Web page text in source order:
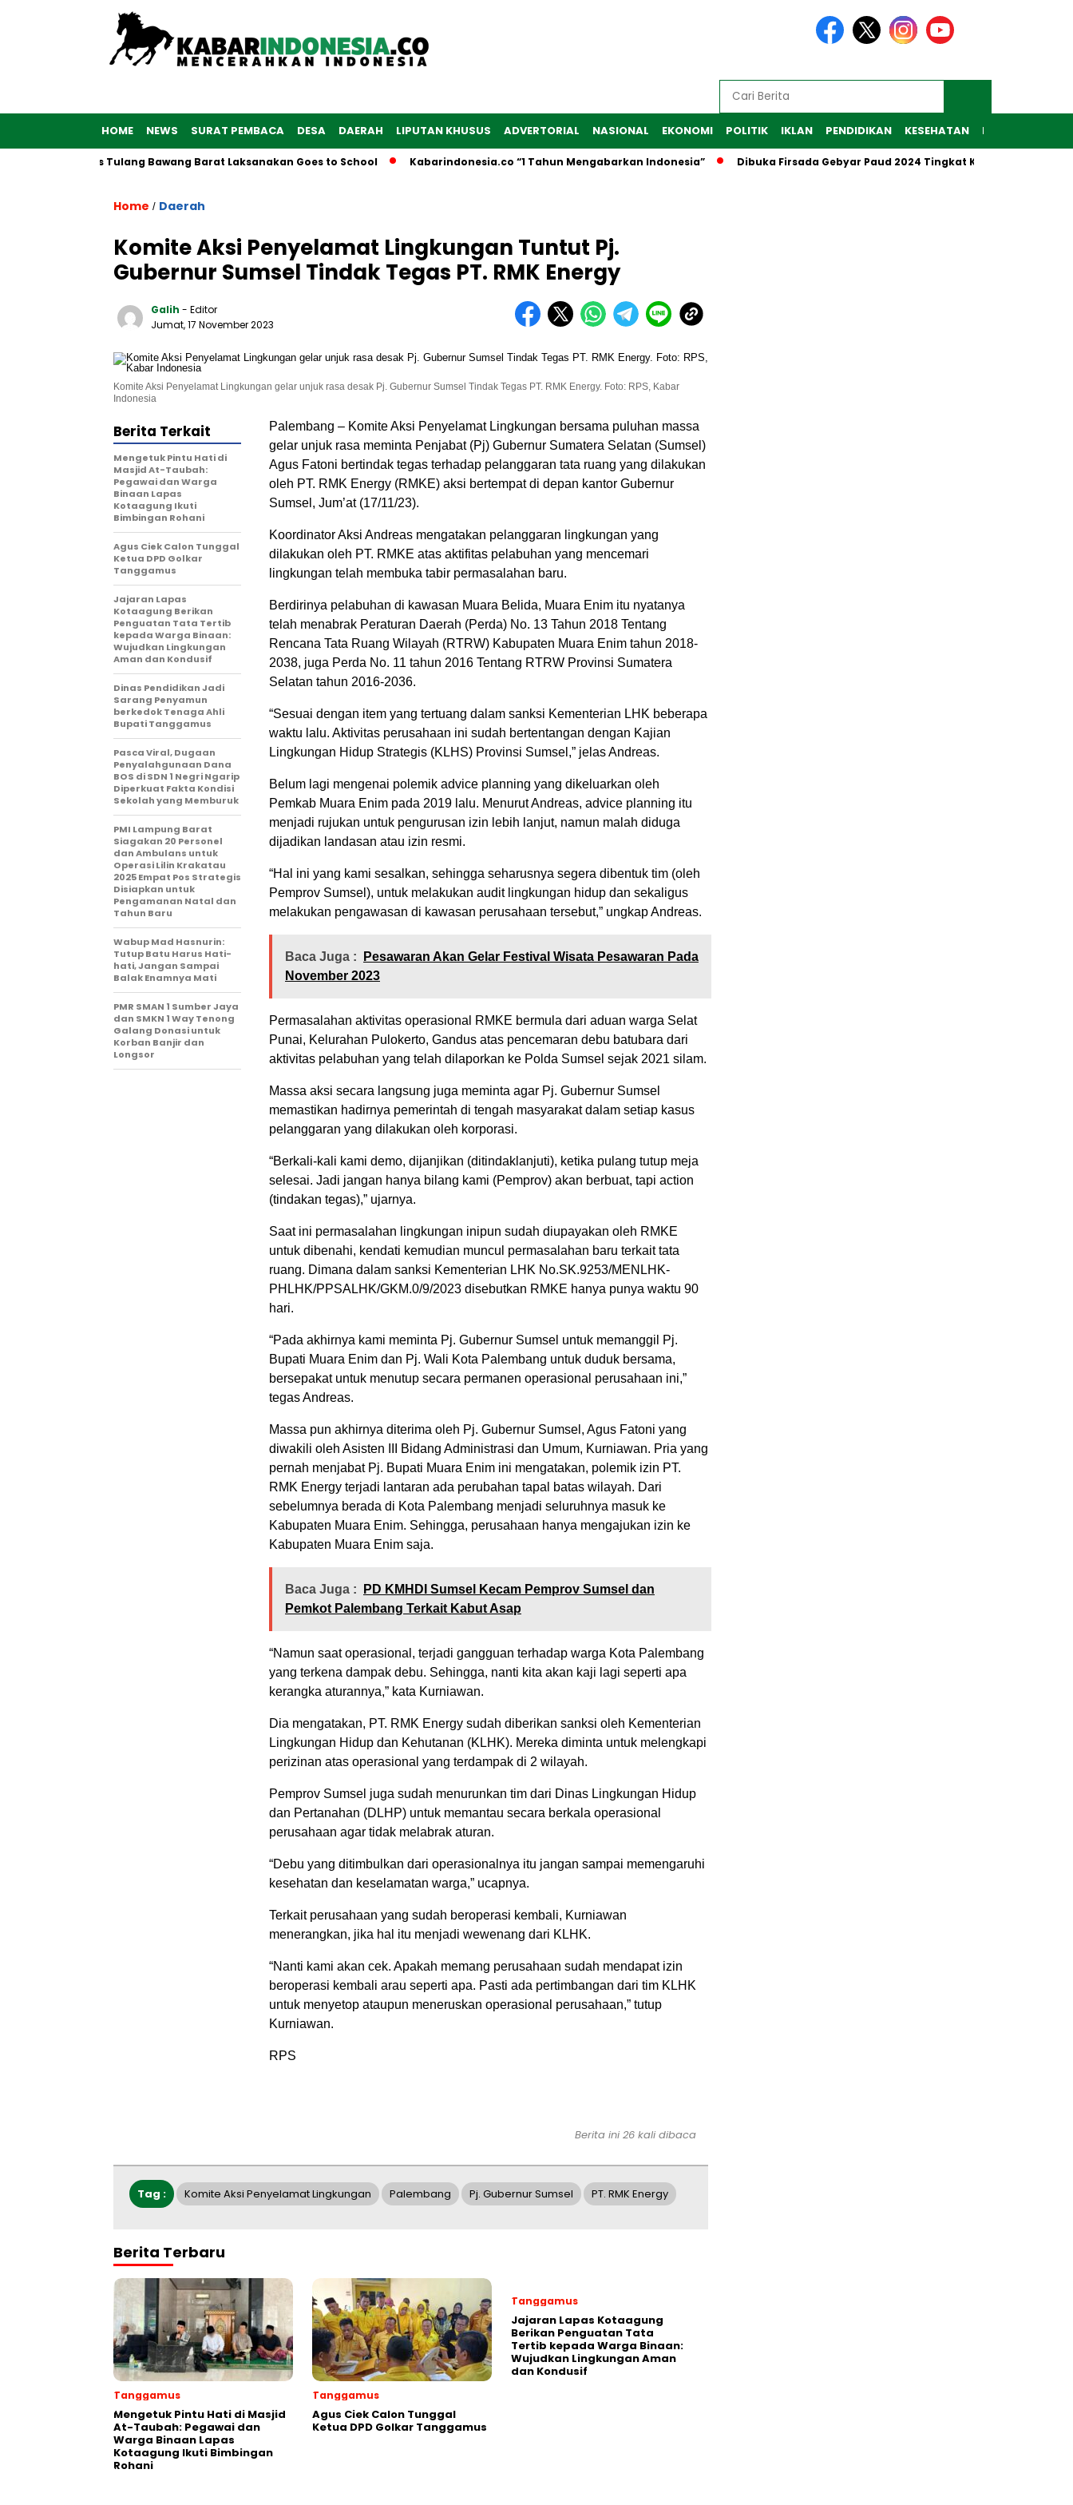
HOME NEWS SURAT PEMBACA DESA DAERAH LIPUTAN KHUSUS ADVERTORIAL NASIONAL EKONOMI POLITIK IKLAN PENDIDIKAN KESEHATAN RAGAM
Polres Tulang Bawang Barat Laksanakan Goes to School Kabarindonesia.co “1 Tahun Mengabarkan Indonesia” Dibuka Firsada Gebyar Paud 2024 Tingkat Kabupaten Tubaba
Home / Daerah
Komite Aksi Penyelamat Lingkungan Tuntut Pj.
Gubernur Sumsel Tindak Tegas PT. RMK Energy
Galih - Editor
Jumat, 17 November 2023
Komite Aksi Penyelamat Lingkungan gelar unjuk rasa desak Pj. Gubernur Sumsel Tindak Tegas PT. RMK Energy. Foto: RPS, Kabar
Indonesia
Palembang – Komite Aksi Penyelamat Lingkungan bersama puluhan massa
gelar unjuk rasa meminta Penjabat (Pj) Gubernur Sumatera Selatan (Sumsel)
Agus Fatoni bertindak tegas terhadap pelanggaran tata ruang yang dilakukan
oleh PT. RMK Energy (RMKE) aksi bertempat di depan kantor Gubernur
Sumsel, Jum’at (17/11/23).
Koordinator Aksi Andreas mengatakan pelanggaran lingkungan yang
dilakukan oleh PT. RMKE atas aktifitas pelabuhan yang mencemari
lingkungan telah membuka tabir permasalahan baru.
Berdirinya pelabuhan di kawasan Muara Belida, Muara Enim itu nyatanya
telah menabrak Peraturan Daerah (Perda) No. 13 Tahun 2018 Tentang
Rencana Tata Ruang Wilayah (RTRW) Kabupaten Muara Enim tahun 2018-
2038, juga Perda No. 11 tahun 2016 Tentang RTRW Provinsi Sumatera
Selatan tahun 2016-2036.
“Sesuai dengan item yang tertuang dalam sanksi Kementerian LHK beberapa
waktu lalu. Aktivitas perusahaan ini sudah bertentangan dengan Kajian
Lingkungan Hidup Strategis (KLHS) Provinsi Sumsel,” jelas Andreas.
Belum lagi mengenai polemik advice planning yang dikeluarkan oleh
Pemkab Muara Enim pada 2019 lalu. Menurut Andreas, advice planning itu
menjadi rujukan untuk pengurusan izin lebih lanjut, namun malah diduga
dijadikan landasan atau izin resmi.
“Hal ini yang kami sesalkan, sehingga seharusnya segera dibentuk tim (oleh
Pemprov Sumsel), untuk melakukan audit lingkungan hidup dan sekaligus
melakukan pengawasan di kawasan perusahaan tersebut,” ungkap Andreas.
Baca Juga :
Pesawaran Akan Gelar Festival Wisata Pesawaran Pada
November 2023
Permasalahan aktivitas operasional RMKE bermula dari aduan warga Selat
Punai, Kelurahan Pulokerto, Gandus atas pencemaran debu batubara dari
aktivitas pelabuhan yang telah dilaporkan ke Polda Sumsel sejak 2021 silam.
Massa aksi secara langsung juga meminta agar Pj. Gubernur Sumsel
memastikan hadirnya pemerintah di tengah masyarakat dalam setiap kasus
pelanggaran yang dilakukan oleh korporasi.
“Berkali-kali kami demo, dijanjikan (ditindaklanjuti), ketika pulang tutup meja
selesai. Jadi jangan hanya bilang kami (Pemprov) akan berbuat, tapi action
(tindakan tegas),” ujarnya.
Saat ini permasalahan lingkungan inipun sudah diupayakan oleh RMKE
untuk dibenahi, kendati kemudian muncul permasalahan baru terkait tata
ruang. Dimana dalam sanksi Kementerian LHK No.SK.9253/MENLHK-
PHLHK/PPSALHK/GKM.0/9/2023 disebutkan RMKE hanya punya waktu 90
hari.
“Pada akhirnya kami meminta Pj. Gubernur Sumsel untuk memanggil Pj.
Bupati Muara Enim dan Pj. Wali Kota Palembang untuk duduk bersama,
bersepakat untuk menutup secara permanen operasional perusahaan ini,”
tegas Andreas.
Massa pun akhirnya diterima oleh Pj. Gubernur Sumsel, Agus Fatoni yang
diwakili oleh Asisten III Bidang Administrasi dan Umum, Kurniawan. Pria yang
pernah menjabat Pj. Bupati Muara Enim ini mengatakan, polemik izin PT.
RMK Energy terjadi lantaran ada perubahan tapal batas wilayah. Dari
sebelumnya berada di Kota Palembang menjadi seluruhnya masuk ke
Kabupaten Muara Enim. Sehingga, perusahaan hanya mengajukan izin ke
Kabupaten Muara Enim saja.
Baca Juga :
PD KMHDI Sumsel Kecam Pemprov Sumsel dan
Pemkot Palembang Terkait Kabut Asap
“Namun saat operasional, terjadi gangguan terhadap warga Kota Palembang
yang terkena dampak debu. Sehingga, nanti kita akan kaji lagi seperti apa
kerangka aturannya,” kata Kurniawan.
Dia mengatakan, PT. RMK Energy sudah diberikan sanksi oleh Kementerian
Lingkungan Hidup dan Kehutanan (KLHK). Mereka diminta untuk melengkapi
perizinan atas operasional yang terdampak di 2 wilayah.
Pemprov Sumsel juga sudah menurunkan tim dari Dinas Lingkungan Hidup
dan Pertanahan (DLHP) untuk memantau secara berkala operasional
perusahaan agar tidak melabrak aturan.
“Debu yang ditimbulkan dari operasionalnya itu jangan sampai memengaruhi
kesehatan dan keselamatan warga,” ucapnya.
Terkait perusahaan yang sudah beroperasi kembali, Kurniawan
menerangkan, jika hal itu menjadi wewenang dari KLHK.
“Nanti kami akan cek. Apakah memang perusahaan sudah mendapat izin
beroperasi kembali arau seperti apa. Pasti ada pertimbangan dari tim KLHK
untuk menyetop ataupun meneruskan operasional perusahaan,” tutup
Kurniawan.
RPS
Berita Terkait
Mengetuk Pintu Hati di
Masjid At-Taubah:
Pegawai dan Warga
Binaan Lapas
Kotaagung Ikuti
Bimbingan Rohani
Agus Ciek Calon Tunggal
Ketua DPD Golkar
Tanggamus
Jajaran Lapas
Kotaagung Berikan
Penguatan Tata Tertib
kepada Warga Binaan:
Wujudkan Lingkungan
Aman dan Kondusif
Dinas Pendidikan Jadi
Sarang Penyamun
berkedok Tenaga Ahli
Bupati Tanggamus
Pasca Viral, Dugaan
Penyalahgunaan Dana
BOS di SDN 1 Negri Ngarip
Diperkuat Fakta Kondisi
Sekolah yang Memburuk
PMI Lampung Barat
Siagakan 20 Personel
dan Ambulans untuk
Operasi Lilin Krakatau
2025 Empat Pos Strategis
Disiapkan untuk
Pengamanan Natal dan
Tahun Baru
Wabup Mad Hasnurin:
Tutup Batu Harus Hati-
hati, Jangan Sampai
Balak Enamnya Mati
PMR SMAN 1 Sumber Jaya
dan SMKN 1 Way Tenong
Galang Donasi untuk
Korban Banjir dan
Longsor
Berita ini 26 kali dibaca
Tag : Komite Aksi Penyelamat Lingkungan Palembang Pj. Gubernur Sumsel PT. RMK Energy
Berita Terbaru
Tanggamus
Mengetuk Pintu Hati di Masjid
At-Taubah: Pegawai dan
Warga Binaan Lapas
Kotaagung Ikuti Bimbingan
Rohani
Tanggamus
Agus Ciek Calon Tunggal
Ketua DPD Golkar Tanggamus
Tanggamus
Jajaran Lapas Kotaagung
Berikan Penguatan Tata
Tertib kepada Warga Binaan:
Wujudkan Lingkungan Aman
dan Kondusif